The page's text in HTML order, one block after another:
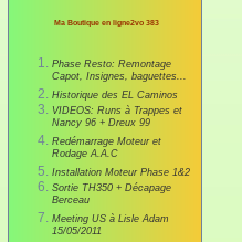
Ma Boutique en ligne2vo 383
Phase Resto: Remontage
Capot, Insignes, baguettes...
Historique des EL Caminos
VIDEOS: Runs à Trappes et
Nancy 96 + Dreux 99
Redémarrage Moteur et
Rodage A.A.C
Installation Moteur Phase 1&2
Sortie TH350 + Décapage
Berceau
Meeting US à Lisle Adam
15/05/2011